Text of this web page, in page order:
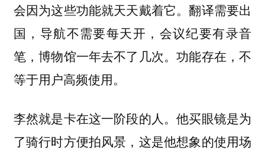
会因为这些功能就天天戴着它。翻译需要出
国，导航不需要每天开，会议纪要有录音
笔，博物馆一年去不了几次。功能存在，不
等于用户高频使用。
李然就是卡在这一阶段的人。他买眼镜是为
了骑行时方便拍风景，这是他想象的使用场